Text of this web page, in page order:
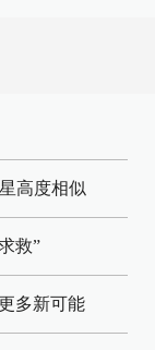
高度相似
救”
多新可能